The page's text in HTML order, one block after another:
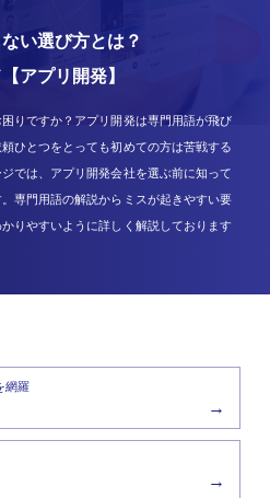
い選び方とは？
アプリ開発】
りですか？アプリ開発は専門用語が飛び
ひとつをとっても初めての方は苦戦する
では、アプリ開発会社を選ぶ前に知って
専門用語の解説からミスが起きやすい要
りやすいように詳しく解説しております
網羅
→
→